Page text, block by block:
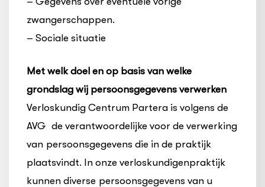
zwangerschappen.
– Sociale situatie
Met welk doel en op basis van welke
grondslag wij persoonsgegevens verwerken
Verloskundig Centrum Partera is volgens de
AVG de verantwoordelijke voor de verwerking
van persoonsgegevens die in de praktijk
plaatsvindt. In onze verloskundigenpraktijk
kunnen diverse persoonsgegevens van u